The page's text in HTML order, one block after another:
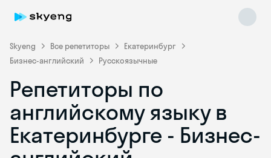
Skyeng Все репетиторы
Екатеринбург
Бизнес-английский
Русскоязычные
Репетиторы по
английскому языку в
Екатеринбурге - Бизнес-